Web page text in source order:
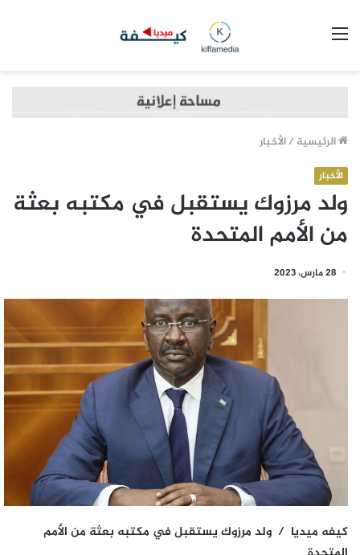
الرئيسية /الأخبار
الأخبار
ولد مرزوك يستقبل في مكتبه بعثة
من الأمم المتحدة
28 مارس، 2023
كيفه ميديا / ولد مرزوك يستقبل في مكتبه بعثة من الأمم